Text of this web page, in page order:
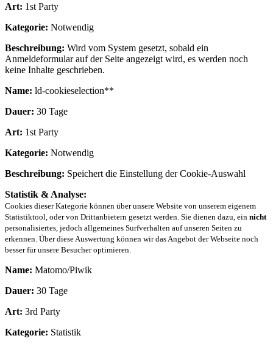
Art: 1st Party
Kategorie: Notwendig
Beschreibung: Wird vom System gesetzt, sobald ein
Anmeldeformular auf der Seite angezeigt wird, es werden noch
keine Inhalte geschrieben.
Name: ld-cookieselection**
Dauer: 30 Tage
Art: 1st Party
Kategorie: Notwendig
Beschreibung: Speichert die Einstellung der Cookie-Auswahl
Statistik & Analyse:
Cookies dieser Kategorie können über unsere Website von unserem eigenem
Statistiktool, oder von Drittanbietern gesetzt werden. Sie dienen dazu, ein nicht
personalisiertes, jedoch allgemeines Surfverhalten auf unseren Seiten zu
erkennen. Über diese Auswertung können wir das Angebot der Webseite noch
besser für unsere Besucher optimieren.
Name: Matomo/Piwik
Dauer: 30 Tage
Art: 3rd Party
Kategorie: Statistik